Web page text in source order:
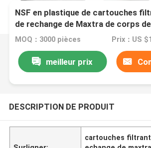
NSF en plastique de cartouches
de rechange de Maxtra de corps
comestible diplômée
MOQ：3000 pièces
meilleur prix
DESCRIPTION DE PRODUIT
cartouches